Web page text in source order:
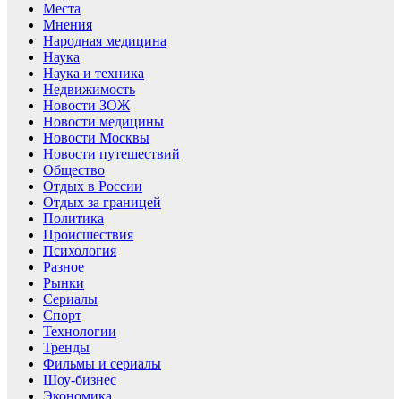
Места
Мнения
Народная медицина
Наука
Наука и техника
Недвижимость
Новости ЗОЖ
Новости медицины
Новости Москвы
Новости путешествий
Общество
Отдых в России
Отдых за границей
Политика
Происшествия
Психология
Разное
Рынки
Сериалы
Спорт
Технологии
Тренды
Фильмы и сериалы
Шоу-бизнес